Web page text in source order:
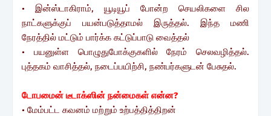
• இன்ஸ்டாகிராம், யூடியூப் போன்ற செயலிகளை சில
நாட்களுக்குப் பயன்படுத்தாமல் இருத்தல். இந்த மணி
நேரத்தில் மட்டும் பார்க்க கட்டுப்பாடு வைத்தல்
• பயனுள்ள பொழுதுபோக்குகளில் நேரம் செலவழித்தல்.
புத்தகம் வாசித்தல், நடைப்பயிற்சி, நண்பர்களுடன் பேசுதல்.
டோபமைன் டீடாக்ஸின் நன்மைகள் என்ன?
• மேம்பட்ட கவனம் மற்றும் உற்பத்தித்திறன்